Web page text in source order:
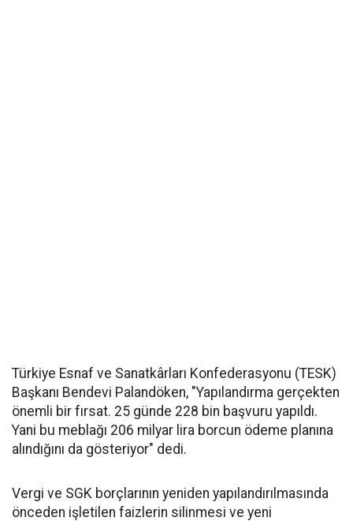
Türkiye Esnaf ve Sanatkârları Konfederasyonu (TESK)
Başkanı Bendevi Palandöken, "Yapılandırma gerçekten
önemli bir fırsat. 25 günde 228 bin başvuru yapıldı.
Yani bu meblağı 206 milyar lira borcun ödeme planına
alındığını da gösteriyor" dedi.
Vergi ve SGK borçlarının yeniden yapılandırılmasında
önceden işletilen faizlerin silinmesi ve yeni